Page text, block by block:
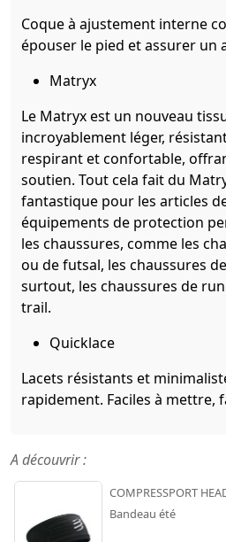
Coque à ajustement interne
épouser le pied et assurer un
Matryx
Le Matryx est un nouveau
incroyablement léger,
respirant et confortable,
soutien. Tout cela fait du
fantastique pour les articles
équipements de protection
les chaussures, comme les
ou de futsal, les chaussures
surtout, les chaussures de
trail.
Quicklace
Lacets résistants et
rapidement. Faciles à mettre,
A découvrir :
COMPRESSPORT
Bandeau été